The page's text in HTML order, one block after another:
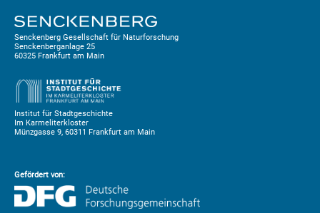
Senckenberg Gesellschaft für Naturforschung
Senckenberganlage 25
60325 Frankfurt am Main
Institut für Stadtgeschichte
Im Karmeliterkloster
Münzgasse 9, 60311 Frankfurt am Main
Gefördert von: